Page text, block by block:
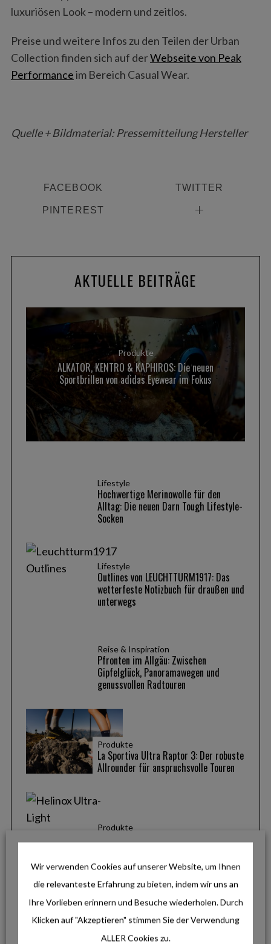
luxuriösen Look – modern und zeitlos.
Preise und weitere Infos zu den Teilen der Urban
Collection finden sich auf derWebseite von Peak
Performanceim Bereich Casual Wear.
Quelle + Bildmaterial: Pressemitteilung Hersteller
FACEBOOK TWITTER
PINTEREST
AKTUELLE BEITRÄGE
Produkte
ALKATOR, KENTRO & KAPHIROS: Die neuen
Sportbrillen von adidas Eyewear im Fokus
Lifestyle
Hochwertige Merinowolle für den
Alltag: Die neuen Darn Tough Lifestyle-
Socken
Lifestyle
Outlines von LEUCHTTURM1917: Das
wetterfeste Notizbuch für draußen und
unterwegs
Reise & Inspiration
Pfronten im Allgäu: Zwischen
Gipfelglück, Panoramawegen und
genussvollen Radtouren
Produkte
La Sportiva Ultra Raptor 3: Der robuste
Allrounder für anspruchsvolle Touren
Produkte
Helinox Ultra-Light: Minimalistisches
INSTAGRAM
r
c
Wir verwenden Cookies auf unserer Website, um Ihnen
die relevanteste Erfahrung zu bieten, indem wir uns an
Ihre Vorlieben erinnern und Besuche wiederholen. Durch
Klicken auf "Akzeptieren" stimmen Sie der Verwendung
ALLER Cookies zu.